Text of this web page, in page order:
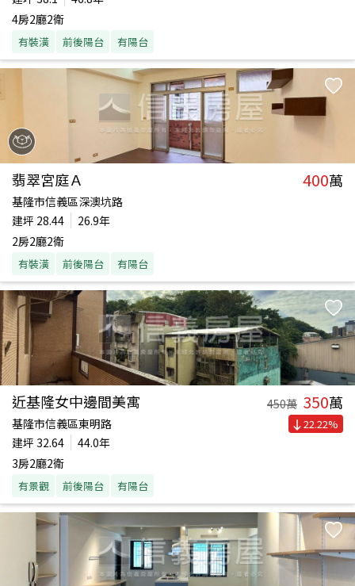
4房2廳2衛
有裝潢 前後陽台 有陽台
翡翠宮庭Ａ 400萬
基隆市信義區深澳坑路
建坪 28.44
26.9年
2房2廳2衛
有裝潢 前後陽台 有陽台
近基隆女中邊間美寓 450萬 350萬
基隆市信義區東明路
建坪 32.64
44.0年
3房2廳2衛
有景觀 前後陽台 有陽台
22.22%